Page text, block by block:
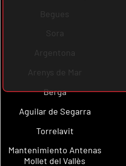
Begues
Sora
Argentona
Arenys de Mar
Berga
Aguilar de Segarra
Torrelavit
Mantenimiento Antenas
Mollet del Vallès